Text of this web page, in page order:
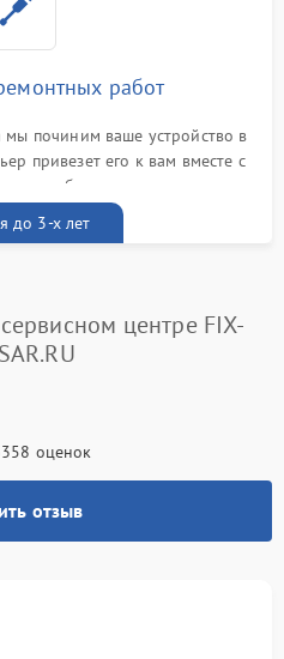
работ
починим ваше устройство в
привезет его к вам вместе с
бесплатно
до 3-х лет
центре FIX-
оценок
отзыв